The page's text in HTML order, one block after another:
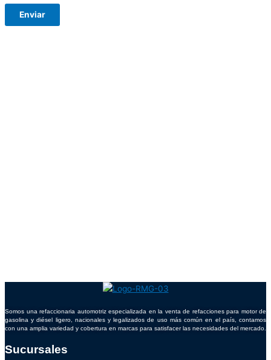
Somos una refaccionaria automotriz especializada en la venta de refacciones para motor de
gasolina y diésel ligero, nacionales y legalizados de uso más común en el país, contamos
con una amplia variedad y cobertura en marcas para satisfacer las necesidades del mercado.
Sucursales